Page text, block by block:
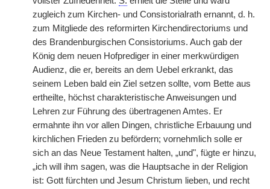
zugleich zum Kirchen- und Consistorialrath ernannt, d. h.
zum Mitgliede des reformirten Kirchendirectoriums und
des Brandenburgischen Consistoriums. Auch gab der
König dem neuen Hofprediger in einer merkwürdigen
Audienz, die er, bereits an dem Uebel erkrankt, das
seinem Leben bald ein Ziel setzen sollte, vom Bette aus
ertheilte, höchst charakteristische Anweisungen und
Lehren zur Führung des übertragenen Amtes. Er
ermahnte ihn vor allen Dingen, christliche Erbauung und
kirchlichen Frieden zu befördern; vornehmlich solle er
sich an das Neue Testament halten, „und", fügte er hinzu,
„ich will ihm sagen, was die Hauptsache in der Religion
ist: Gott fürchten und Jesum Christum lieben, und recht